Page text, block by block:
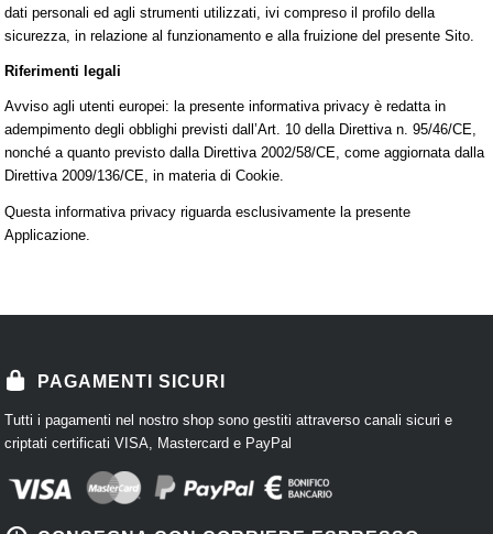
dati personali ed agli strumenti utilizzati, ivi compreso il profilo della
sicurezza, in relazione al funzionamento e alla fruizione del presente Sito.
Riferimenti legali
Avviso agli utenti europei: la presente informativa privacy è redatta in
adempimento degli obblighi previsti dall’Art. 10 della Direttiva n. 95/46/CE,
nonché a quanto previsto dalla Direttiva 2002/58/CE, come aggiornata dalla
Direttiva 2009/136/CE, in materia di Cookie.
Questa informativa privacy riguarda esclusivamente la presente
Applicazione.
PAGAMENTI SICURI
Tutti i pagamenti nel nostro shop sono gestiti attraverso canali sicuri e
criptati certificati VISA, Mastercard e PayPal